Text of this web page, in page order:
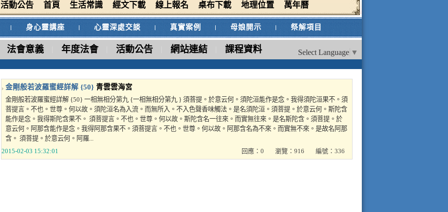
活動公告 首頁 生活常識 經文下載 線上報名 桌布下載 地理位置 萬年曆
身心靈講座 心靈深處交談 真實案例 母娘開示 祭解項目
法會意義 年度法會 活動公告 網站連結 課程資料 Select Language ▼
金剛般若波羅蜜經詳解 {50} 青雲雲海宮
金剛般若波羅蜜經詳解 {50} 一相無相分第九 {一相無相分第九 } 須菩提。於意云何。須陀洹能作是念。我得須陀洹果不。須
菩提言。不也。世尊。何以故。須陀洹名為入流。而無所入。不入色聲香味觸法。是名須陀洹。須菩提。於意云何。斯陀含
能作是念。我得斯陀含果不。 須菩提言。不也。世尊。何以故。斯陀含名一往來。而實無往來。是名斯陀含。須菩提。於
意云何。阿那含能作是念。我得阿那含果不。須菩提言。不也。世尊。何以故。阿那含名為不來。而實無不來。是故名阿那
含。 須菩提。於意云何。阿羅...
2015-02-03 15:32:01
編號：336
瀏覽：916
回應：0